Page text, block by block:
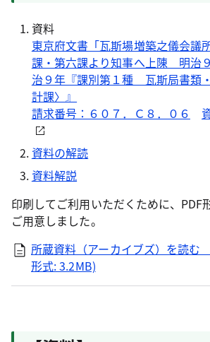
資料
東京府文書「瓦斯場増築之儀会議
課・第六課より知事へ上陳 明治
治９年『課別第１種 瓦斯局書類
計課〉』
請求番号：６０７．Ｃ８．０６
資料の解読
資料解説
印刷してご利用いただくために、PDF
ご用意しました。
所蔵資料（アーカイブズ）を読む
形式: 3.2MB)